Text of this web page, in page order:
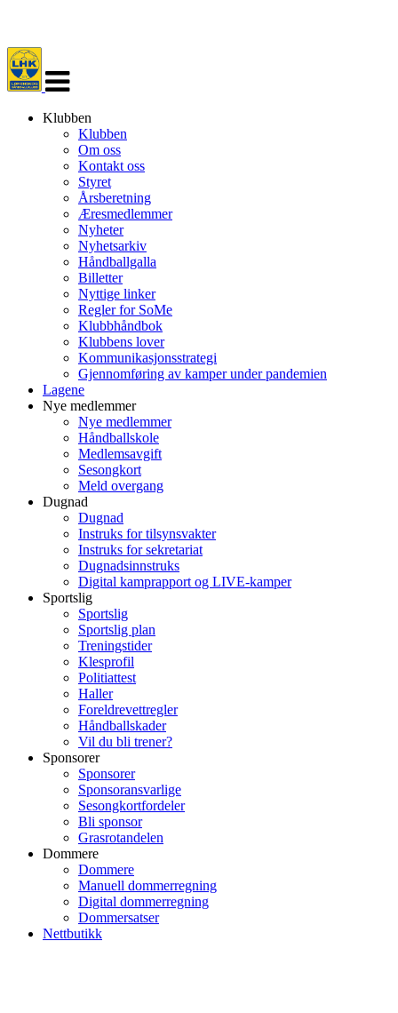
navigasjon
Klubben
Klubben
Om oss
Kontakt oss
Styret
Årsberetning
Æresmedlemmer
Nyheter
Nyhetsarkiv
Håndballgalla
Billetter
Nyttige linker
Regler for SoMe
Klubbhåndbok
Klubbens lover
Kommunikasjonsstrategi
Gjennomføring av kamper under pandemien
Lagene
Nye medlemmer
Nye medlemmer
Håndballskole
Medlemsavgift
Sesongkort
Meld overgang
Dugnad
Dugnad
Instruks for tilsynsvakter
Instruks for sekretariat
Dugnadsinnstruks
Digital kamprapport og LIVE-kamper
Sportslig
Sportslig
Sportslig plan
Treningstider
Klesprofil
Politiattest
Haller
Foreldrevettregler
Håndballskader
Vil du bli trener?
Sponsorer
Sponsorer
Sponsoransvarlige
Sesongkortfordeler
Bli sponsor
Grasrotandelen
Dommere
Dommere
Manuell dommerregning
Digital dommerregning
Dommersatser
Nettbutikk